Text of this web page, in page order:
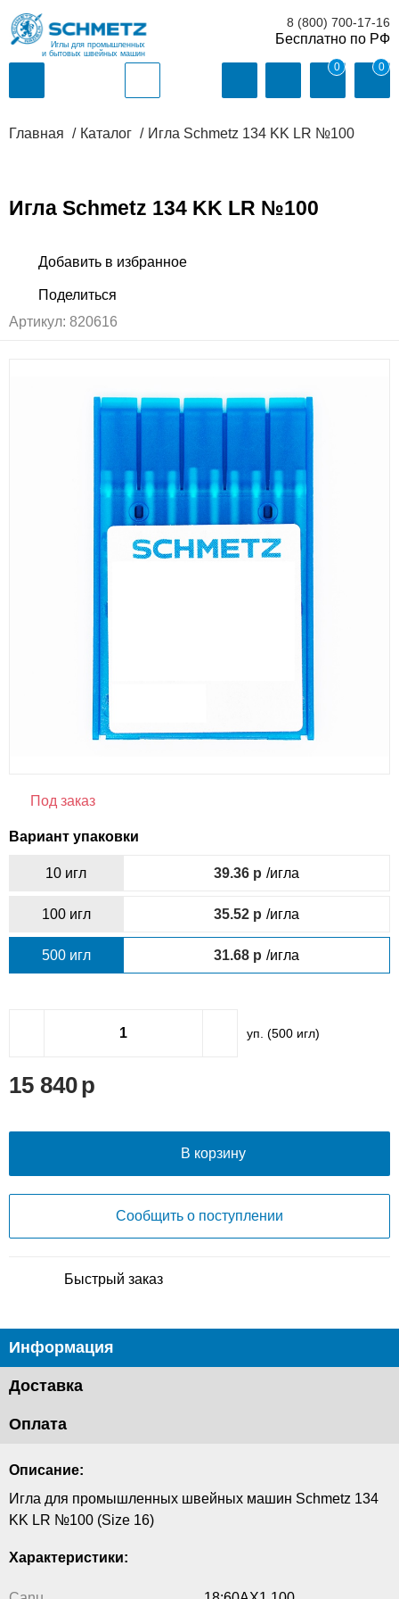
Иглы для промышленных
и бытовых швейных машин
8 (800) 700-17-16
0 0
Главная Каталог Игла Schmetz 134 KK LR №100
Игла Schmetz 134 KK LR №100
Артикул: 820616
Под заказ
Вариант упаковки
10 игл 39.36 /игла
100 игл 35.52 /игла
500 игл 31.68 /игла
уп. (500игл)
15 840
В корзину
Сообщить о поступлении
Быстрый заказ
Информация
Доставка
Оплата
Описание:
Игла для промышленных швейных машин Schmetz 134
KK LR №100 (Size 16)
Характеристики: